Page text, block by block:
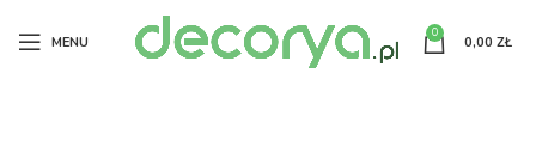
MENU
0
0,00 ZŁ